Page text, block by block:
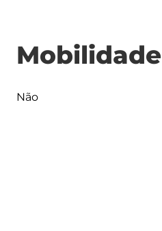
Mobilidade
Não